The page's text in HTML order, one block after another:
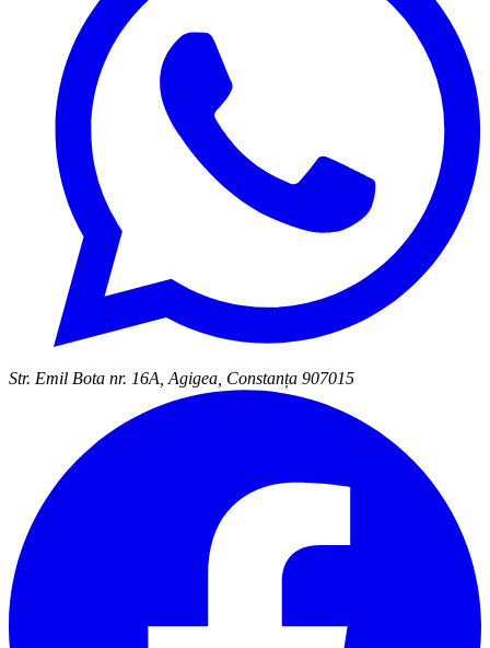
Str. Emil Bota nr. 16A, Agigea, Constanța 907015